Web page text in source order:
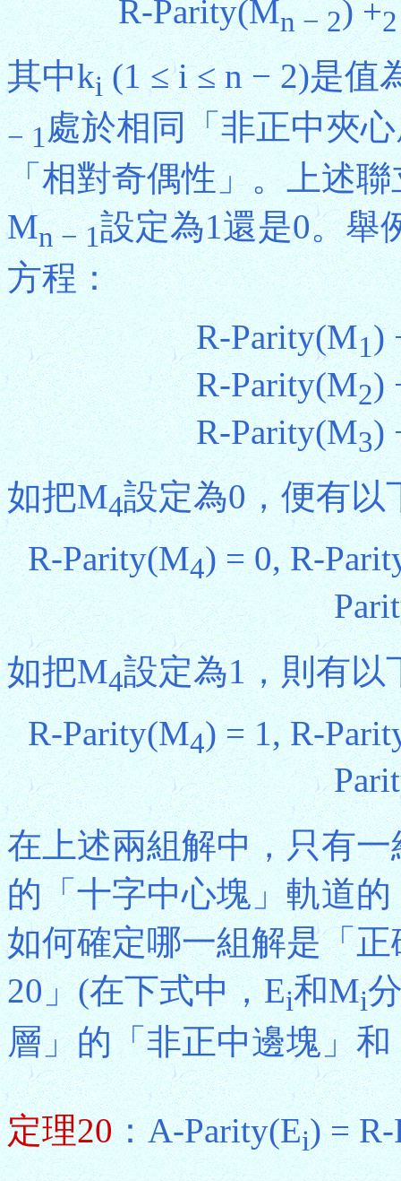
R-Parity(Mn − 2) +2
其中ki(1 ≤ i ≤ n − 2)是值
− 1處於相同「非正中夾
「相對奇偶性」。上述
Mn − 1設定為1還是0。舉
方程：
R-Parity(M1)
R-Parity(M2)
R-Parity(M3)
如把M4設定為0，便有以
R-Parity(M4) = 0, R-
如把M4設定為1，則有以
R-Parity(M4) = 1, R-
在上述兩組解中，只有
的「十字中心塊」軌道
如何確定哪一組解是「
20」(在下式中，Ei和Mi
層」的「非正中邊塊」
定理20：A-Parity(Ei) =